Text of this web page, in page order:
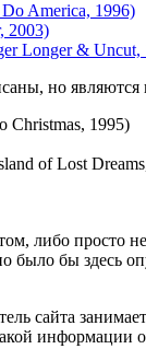
America, 1996)
2003)
Longer & Uncut,
но
Christmas, 1995)
of Lost
либо
было бы здесь
сайта
информации